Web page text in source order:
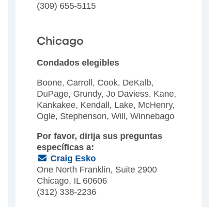
(309) 655-5115
Chicago
Condados elegibles
Boone, Carroll, Cook, DeKalb,
DuPage, Grundy, Jo Daviess, Kane,
Kankakee, Kendall, Lake, McHenry,
Ogle, Stephenson, Will, Winnebago
Por favor, dirija sus preguntas
específicas a:
(Email)
Craig Esko
One North Franklin, Suite 2900
Chicago, IL 60606
(312) 338-2236